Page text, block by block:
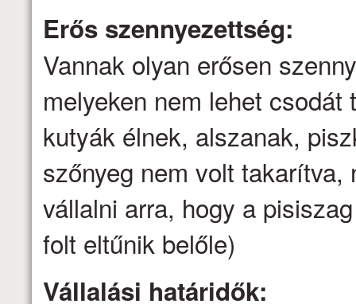
Erős szennyezettség:
Vannak olyan erősen
melyeken nem lehet
kutyák élnek, alszanak,
szőnyeg nem volt
vállalni arra, hogy a
folt eltűnik belőle)
Vállalási határidők: